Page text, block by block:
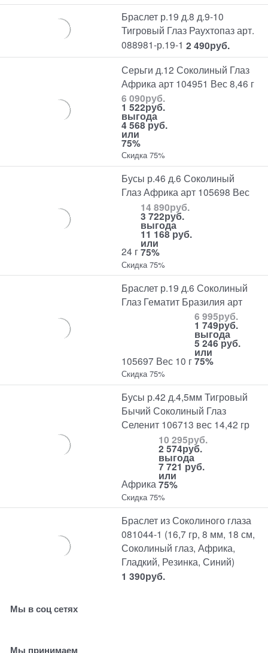
Браслет р.19 д.8 д.9-10
Тигровый Глаз Раухтопаз арт.
088981-р.19-1 2 490руб.
Серьги д.12 Соколиный Глаз
Африка арт 104951 Вес 8,46 г
6 090руб.
1 522руб.
выгода
4 568 руб.
или
75%
Скидка 75%
Бусы р.46 д.6 Соколиный
Глаз Африка арт 105698 Вес
24 г
14 890руб.
3 722руб.
выгода
11 168 руб.
или
75%
Скидка 75%
Браслет р.19 д.6 Соколиный
Глаз Гематит Бразилия арт
105697 Вес 10 г
6 995руб.
1 749руб.
выгода
5 246 руб.
или
75%
Скидка 75%
Бусы р.42 д.4,5мм Тигровый
Бычий Соколиный Глаз
Селенит 106713 вес 14,42 гр
Африка
10 295руб.
2 574руб.
выгода
7 721 руб.
или
75%
Скидка 75%
Браслет из Соколиного глаза
081044-1 (16,7 гр, 8 мм, 18 см,
Соколиный глаз, Африка,
Гладкий, Резинка, Синий)
1 390руб.
Мы в соц сетях
Мы принимаем